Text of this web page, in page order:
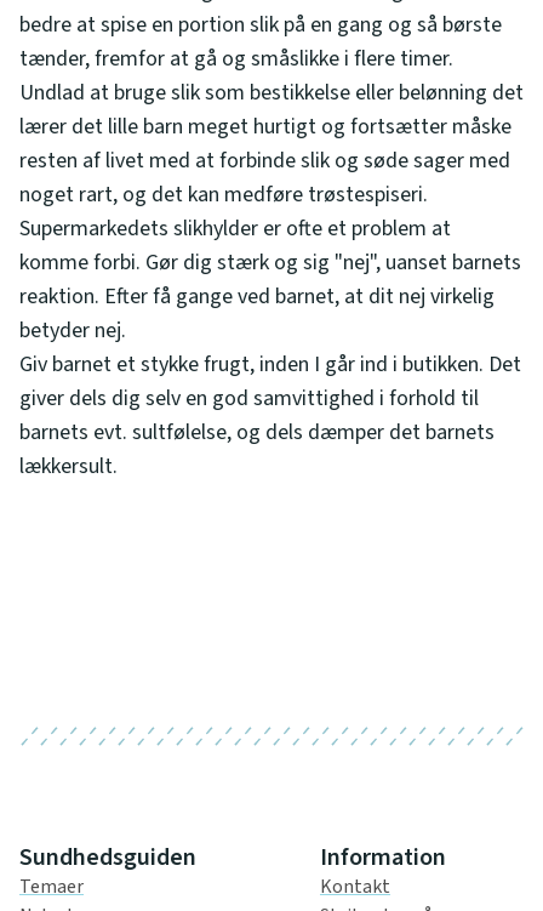
bedre at spise en portion slik på en gang og så børste
tænder, fremfor at gå og småslikke i flere timer.
Undlad at bruge slik som bestikkelse eller belønning det
lærer det lille barn meget hurtigt og fortsætter måske
resten af livet med at forbinde slik og søde sager med
noget rart, og det kan medføre trøstespiseri.
Supermarkedets slikhylder er ofte et problem at
komme forbi. Gør dig stærk og sig "nej", uanset barnets
reaktion. Efter få gange ved barnet, at dit nej virkelig
betyder nej.
Giv barnet et stykke frugt, inden I går ind i butikken. Det
giver dels dig selv en god samvittighed i forhold til
barnets evt. sultfølelse, og dels dæmper det barnets
lækkersult.
Sundhedsguiden
Temaer
Information
Kontakt